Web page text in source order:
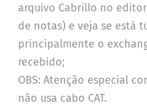
arquivo Cabrillo no
de notas) e veja se está
principalmente o
recebido;
OBS: Atenção especial
não usa cabo CAT.